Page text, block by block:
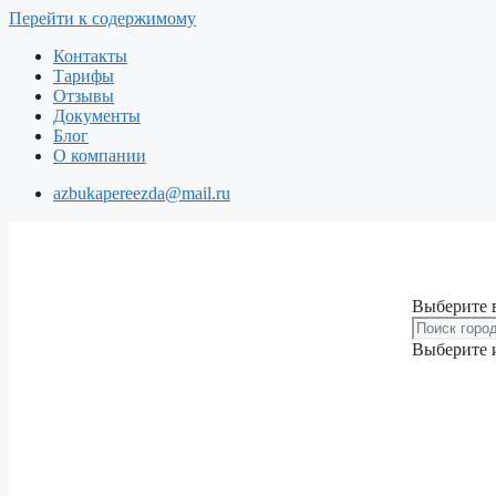
Перейти к содержимому
Контакты
Тарифы
Отзывы
Документы
Блог
О компании
azbukapereezda@mail.ru
Выберите
Выберите